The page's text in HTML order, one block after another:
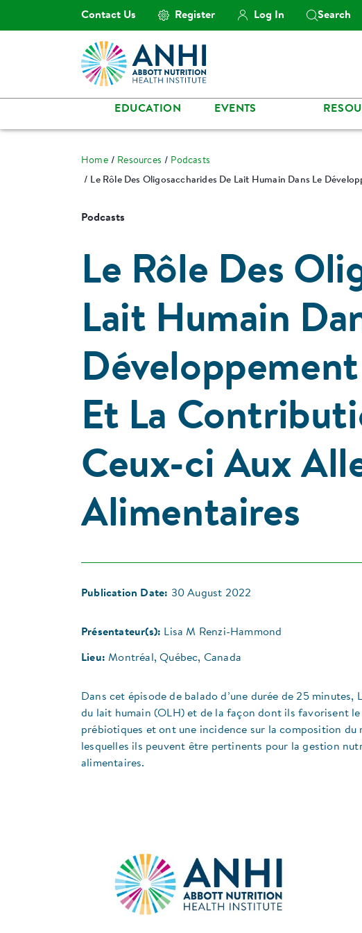
Contact Us Register Log In Search
EDUCATION EVENTS
Home Resources
Podcasts
Le Rôle Des Oligosaccharides De Lait Humain Dans Le
Podcasts
Le Rôle Des
Lait Humain
Et La
Ceux-ci Aux
Alimentaires
Publication Date: 30 August 2022
Présentateur(s): Lisa M Renzi-Hammond
Lieu: Montréal, Québec, Canada
Dans cet épisode de balado d’une durée de 25
du lait humain (OLH) et de la façon dont ils favorisent
prébiotiques et ont une incidence sur la composition
lesquelles ils peuvent être pertinents pour la gestion
alimentaires.